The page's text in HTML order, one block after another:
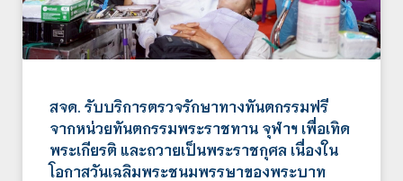
สจด. รับบริการตรวจรักษาทางทันตกรรมฟรี
จากหน่วยทันตกรรมพระราชทาน จุฬาฯ เพื่อเทิด
พระเกียรติ และถวายเป็นพระราชกุศล เนื่องใน
โอกาสวันเฉลิมพระชนมพรรษาของพระบาท